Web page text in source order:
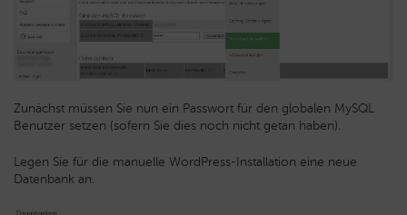
Zunächst müssen Sie nun ein Passwort für den globalen MySQL
Benutzer setzen (sofern Sie dies noch nicht getan haben).
Legen Sie für die manuelle WordPress-Installation eine neue
Datenbank an.